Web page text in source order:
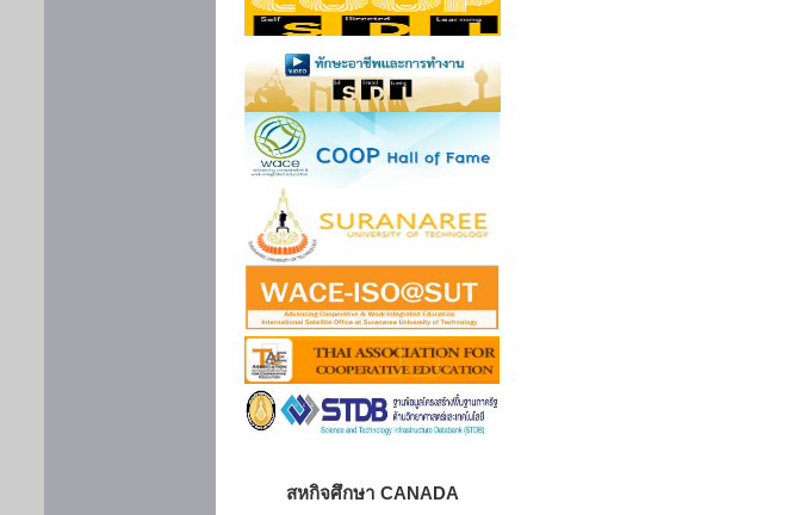
สหกิจศึกษา CANADA